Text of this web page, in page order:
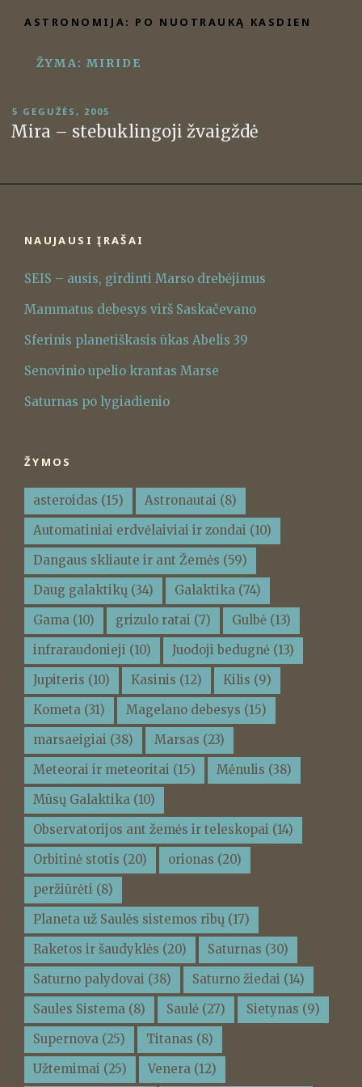
prieASTRONOMIJA: PO NUOTRAUKĄ KASDIEN
ŽYMA: MIRIDE
PASKELBTA
5 GEGUŽĖS, 2005
Mira – stebuklingoji žvaigždė
NAUJAUSI ĮRAŠAI
SEIS – ausis, girdinti Marso drebėjimus
Mammatus debesys virš Saskačevano
Sferinis planetiškasis ūkas Abelis 39
Senovinio upelio krantas Marse
Saturnas po lygiadienio
ŽYMOS
asteroidas (15) Astronautai (8)
Automatiniai erdvėlaiviai ir zondai (10)
Dangaus skliaute ir ant Žemės (59)
Daug galaktikų (34) Galaktika (74)
Gama (10) grizulo ratai (7) Gulbė (13)
infraraudonieji (10) Juodoji bedugnė (13)
Jupiteris (10) Kasinis (12) Kilis (9)
Kometa (31) Magelano debesys (15)
marsaeigiai (38) Marsas (23)
Meteorai ir meteoritai (15) Mėnulis (38)
Mūsų Galaktika (10)
Observatorijos ant žemės ir teleskopai (14)
Orbitinė stotis (20) orionas (20)
peržiūrėti (8)
Planeta už Saulės sistemos ribų (17)
Raketos ir šaudyklės (20) Saturnas (30)
Saturno palydovai (38) Saturno žiedai (14)
Saules Sistema (8) Saulė (27) Sietynas (9)
Supernova (25) Titanas (8)
Užtemimai (25) Venera (12)